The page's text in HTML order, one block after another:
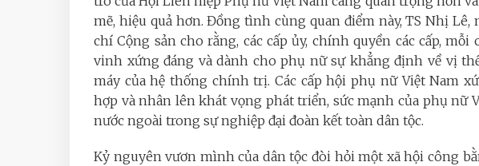
mẽ, hiệu quả hơn. Đồng tình cùng quan điểm này, TS Nhị
chí Cộng sản cho rằng, các cấp ủy, chính quyền các cấp,
vinh xứng đáng và dành cho phụ nữ sự khẳng định về vị
máy của hệ thống chính trị. Các cấp hội phụ nữ Việt Nam
hợp và nhân lên khát vọng phát triển, sức mạnh của phụ nữ
nước ngoài trong sự nghiệp đại đoàn kết toàn dân tộc.
Kỷ nguyên vươn mình của dân tộc đòi hỏi một xã hội công